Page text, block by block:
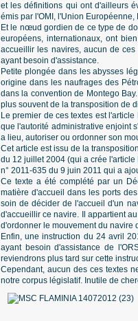
et les définitions qui ont d'ailleurs
émis par l'OMI, l'Union Européenne,
Et le nœud gordien de ce type de
européens, internationaux, ont
accueillir les navires, aucun de
ayant besoin d'assistance.
Petite plongée dans les abysses
origine dans les naufrages des
dans la convention de Montego
plus souvent de la transposition de
Le premier de ces textes est
que l'autorité administrative enjoint
a lieu, autoriser ou ordonner son
Cet article est issu de la
du 12 juillet 2004 (qui a crée
n° 2011-635 du 9 juin 2011 qui a
Ce texte a été complété par un
matière d'accueil dans les ports
soin de décider de l'accueil d'un
d'accueillir ce navire. Il appartient
d'ordonner le mouvement du navire
Enfin, une instruction du 24 avril
ayant besoin d'assistance de
reviendrons plus tard sur cette
Cependant, aucun des ces textes
notre corpus législatif. Inutile de